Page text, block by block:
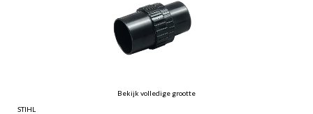
Bekijk volledige grootte
STIHL